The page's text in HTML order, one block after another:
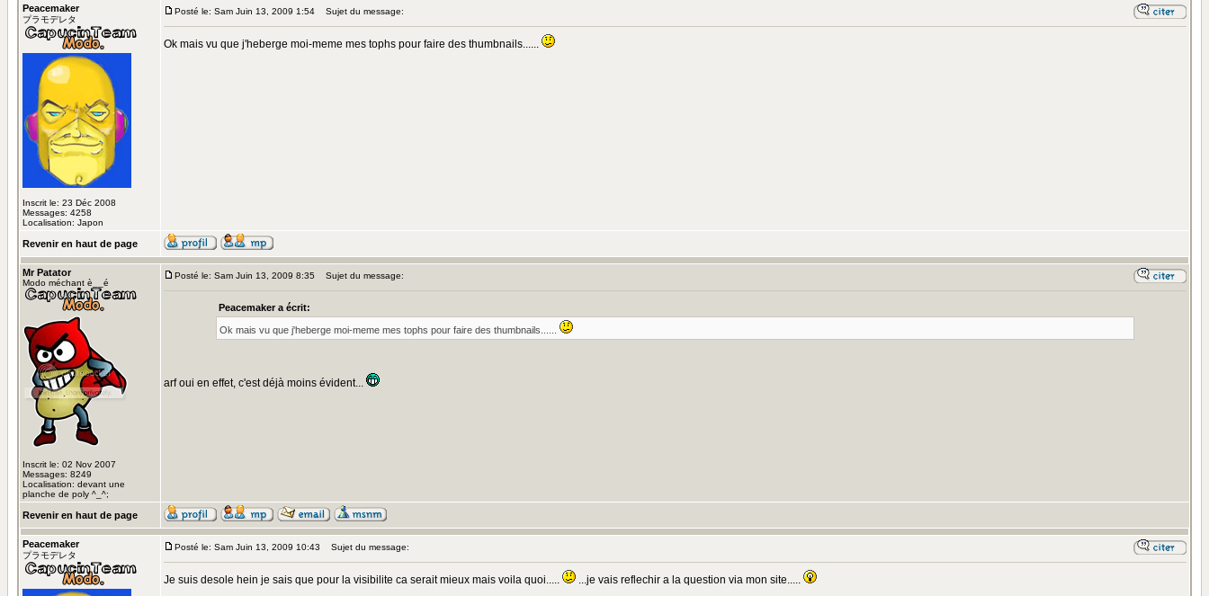
Peacemaker
プラモデレタ
Inscrit le: 23 Déc 2008
Messages: 4258
Localisation: Japon
Posté le: Sam Juin 13, 2009 1:54 Sujet du message:
Ok mais vu que j'heberge moi-meme mes tophs pour faire des thumbnails......
Revenir en haut de page
Mr Patator
Modo méchant è__é
Inscrit le: 02 Nov 2007
Messages: 8249
Localisation: devant une
planche de poly ^_^;
Posté le: Sam Juin 13, 2009 8:35 Sujet du message:
Peacemaker a écrit:
Ok mais vu que j'heberge moi-meme mes tophs pour faire des thumbnails......
arf oui en effet, c'est déjà moins évident...
Revenir en haut de page
Peacemaker
プラモデレタ
Posté le: Sam Juin 13, 2009 10:43 Sujet du message:
Je suis desole hein je sais que pour la visibilite ca serait mieux mais voila quoi..... ...je vais reflechir a la question via mon site.....